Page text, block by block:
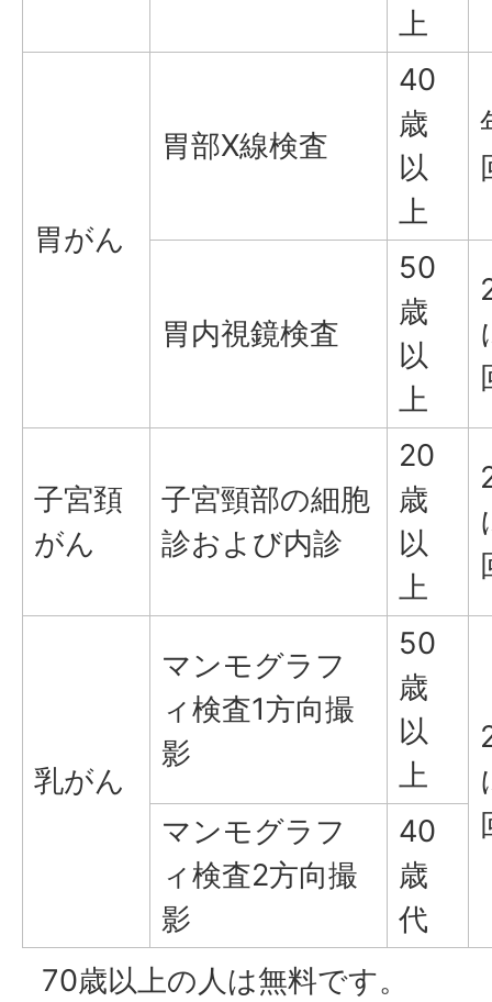
上
胃がん
胃部X線検査
40
歳
以
上
胃内視鏡検査
50
歳
以
上
子宮頚
がん
子宮頸部の細胞
診および内診
20
歳
以
上
乳がん
マンモグラフ
ィ検査1方向撮
影
50
歳
以
上
マンモグラフ
ィ検査2方向撮
影
40
歳
代
70歳以上の人は無料です。